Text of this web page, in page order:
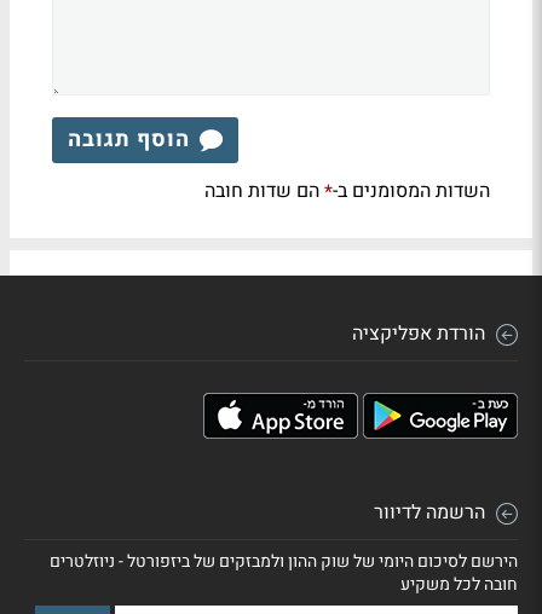
הוסף תגובה
השדות המסומנים ב-*הם שדות חובה
הורדת אפליקציה
הרשמה לדיוור
הירשם לסיכום היומי של שוק ההון ולמבזקים של ביזפורטל - ניוזלטרים
חובה לכל משקיע